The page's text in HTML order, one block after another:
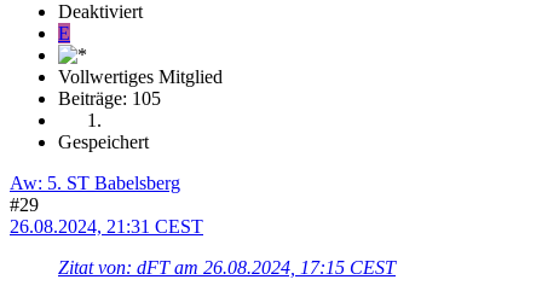
Deaktiviert
E
Vollwertiges Mitglied
Beiträge: 105
Gespeichert
Aw: 5. ST Babelsberg
#29
26.08.2024, 21:31 CEST
Zitat von: dFT am 26.08.2024, 17:15 CEST